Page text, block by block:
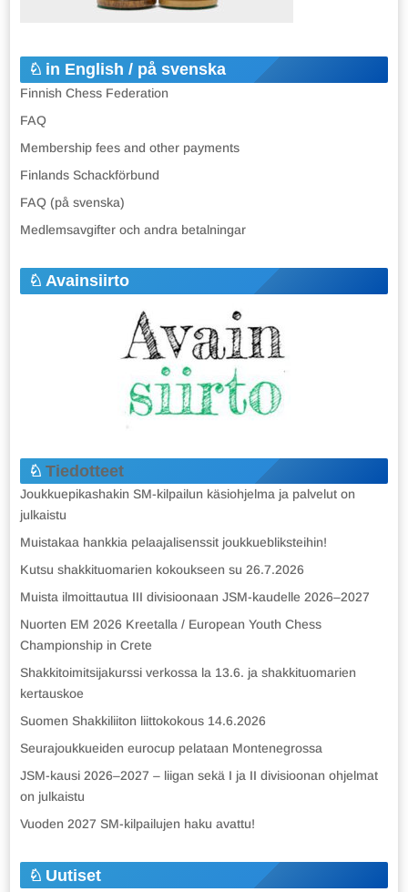
in English / på svenska
Finnish Chess Federation
FAQ
Membership fees and other payments
Finlands Schackförbund
FAQ (på svenska)
Medlemsavgifter och andra betalningar
Avainsiirto
Tiedotteet
Joukkuepikashakin SM-kilpailun käsiohjelma ja palvelut on
julkaistu
Muistakaa hankkia pelaajalisenssit joukkuebliksteihin!
Kutsu shakkituomarien kokoukseen su 26.7.2026
Muista ilmoittautua III divisioonaan JSM-kaudelle 2026–2027
Nuorten EM 2026 Kreetalla / European Youth Chess
Championship in Crete
Shakkitoimitsijakurssi verkossa la 13.6. ja shakkituomarien
kertauskoe
Suomen Shakkiliiton liittokokous 14.6.2026
Seurajoukkueiden eurocup pelataan Montenegrossa
JSM-kausi 2026–2027 – liigan sekä I ja II divisioonan ohjelmat
on julkaistu
Vuoden 2027 SM-kilpailujen haku avattu!
Uutiset